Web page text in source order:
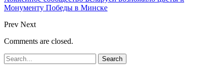
Монументу Победы в Минске
Prev Next
Comments are closed.